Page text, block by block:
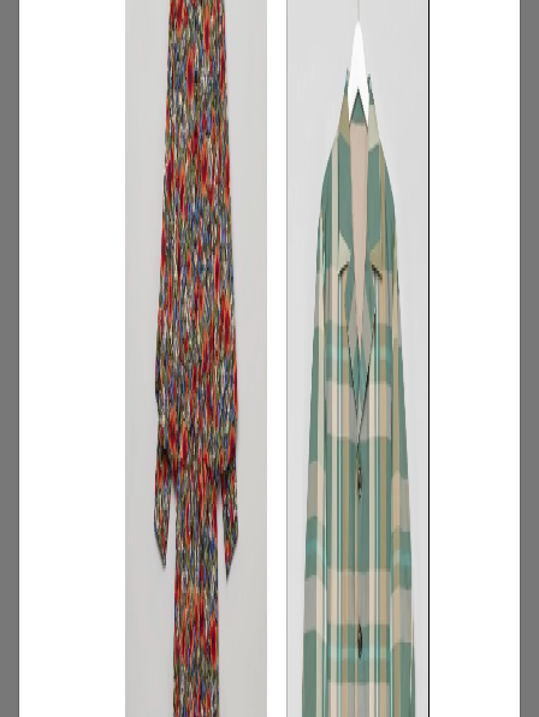
コーディネート アイテム
【甘シャツ・ブラウス100選】大人可愛い
夏コーデにおすすめ！映えトップスを厳
選
2026.07.16